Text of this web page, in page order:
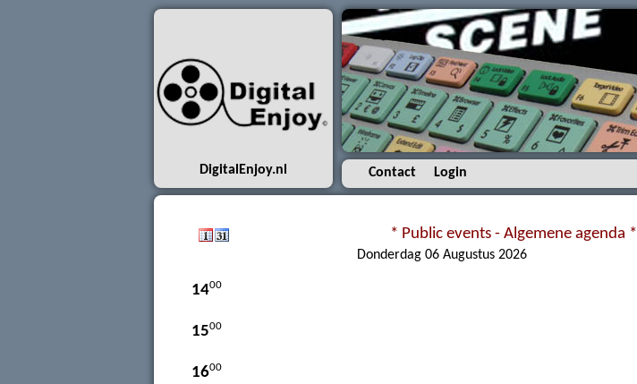
DigitalEnjoy.nl Contact Login
* Public events - Algemene agenda *
Donderdag 06 Augustus 2026
9 00
1000
1100
00
1400
1500
1600